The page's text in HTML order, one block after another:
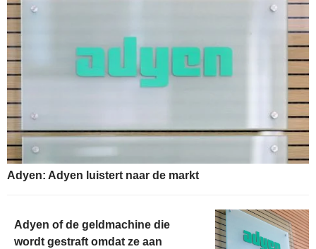
Adyen: Adyen luistert naar de markt
Adyen of de geldmachine die
wordt gestraft omdat ze aan